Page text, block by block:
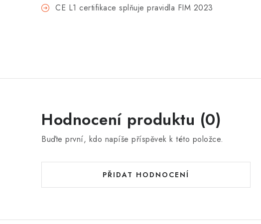
CE L1 certifikace splňuje pravidla FIM 2023
Hodnocení produktu (0)
Buďte první, kdo napíše příspěvek k této položce.
PŘIDAT HODNOCENÍ